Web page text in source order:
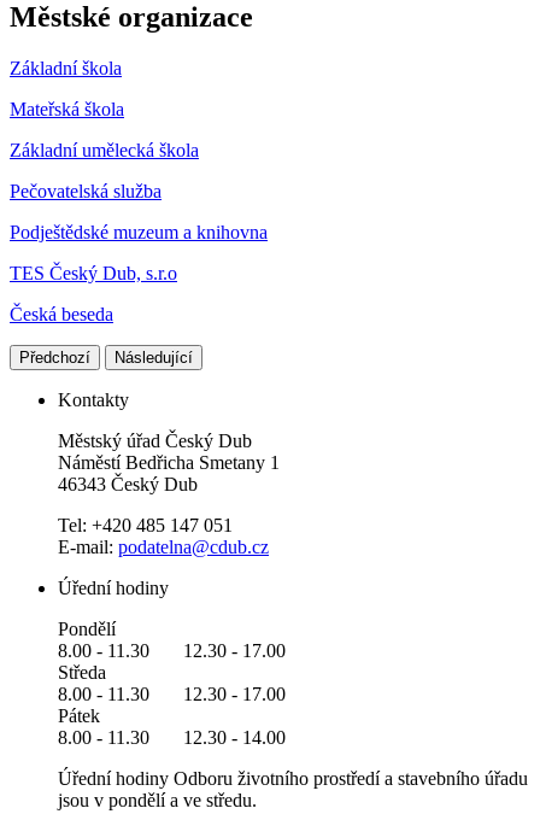
Městské organizace
Základní škola
Mateřská škola
Základní umělecká škola
Pečovatelská služba
Podještědské muzeum a knihovna
TES Český Dub, s.r.o
Česká beseda
Předchozí Následující
Kontakty
Městský úřad Český Dub
Náměstí Bedřicha Smetany 1
46343 Český Dub
Tel: +420 485 147 051
E-mail: podatelna@cdub.cz
Úřední hodiny
Pondělí
8.00 - 11.30 12.30 - 17.00
Středa
8.00 - 11.30 12.30 - 17.00
Pátek
8.00 - 11.30 12.30 - 14.00
Úřední hodiny Odboru životního prostředí a stavebního úřadu
jsou v pondělí a ve středu.